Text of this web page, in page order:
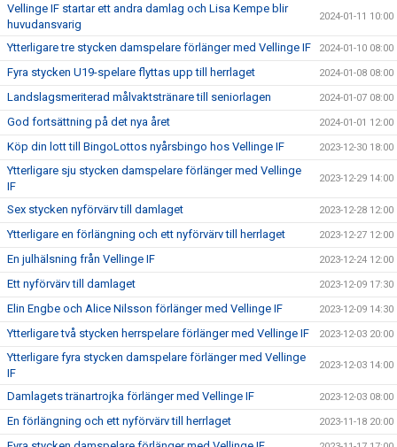
Vellinge IF startar ett andra damlag och Lisa Kempe blir
huvudansvarig
2024-01-11 10:00
Ytterligare tre stycken damspelare förlänger med Vellinge IF 2024-01-10 08:00
Fyra stycken U19-spelare flyttas upp till herrlaget 2024-01-08 08:00
Landslagsmeriterad målvaktstränare till seniorlagen 2024-01-07 08:00
God fortsättning på det nya året 2024-01-01 12:00
Köp din lott till BingoLottos nyårsbingo hos Vellinge IF 2023-12-30 18:00
Ytterligare sju stycken damspelare förlänger med Vellinge
IF
2023-12-29 14:00
Sex stycken nyförvärv till damlaget 2023-12-28 12:00
Ytterligare en förlängning och ett nyförvärv till herrlaget 2023-12-27 12:00
En julhälsning från Vellinge IF 2023-12-24 12:00
Ett nyförvärv till damlaget 2023-12-09 17:30
Elin Engbe och Alice Nilsson förlänger med Vellinge IF 2023-12-09 14:30
Ytterligare två stycken herrspelare förlänger med Vellinge IF 2023-12-03 20:00
Ytterligare fyra stycken damspelare förlänger med Vellinge
IF
2023-12-03 14:00
Damlagets tränartrojka förlänger med Vellinge IF 2023-12-03 08:00
En förlängning och ett nyförvärv till herrlaget 2023-11-18 20:00